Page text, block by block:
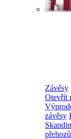
Závěsy
Otevřít
závěsy